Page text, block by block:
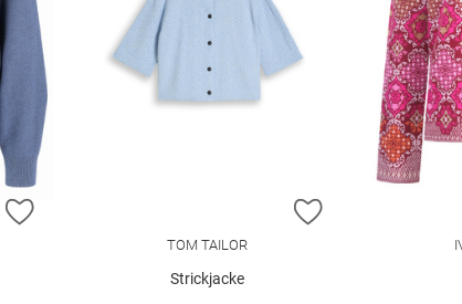
ZUR WUNSCHLISTE HINZUFÜGEN ZUR
TOM TAILOR
Strickjacke